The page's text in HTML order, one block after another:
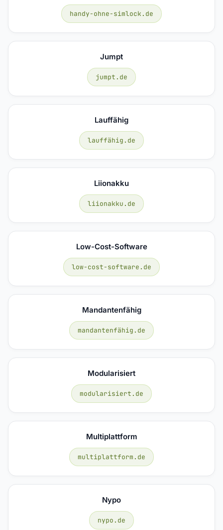
handy-ohne-simlock.de
Jumpt
jumpt.de
Lauffähig
lauffähig.de
Liionakku
liionakku.de
Low-Cost-Software
low-cost-software.de
Mandantenfähig
mandantenfähig.de
Modularisiert
modularisiert.de
Multiplattform
multiplattform.de
Nypo
nypo.de